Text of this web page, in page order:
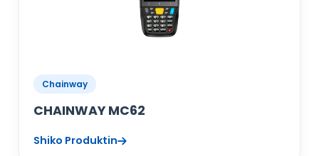
Chainway
CHAINWAY MC62
Shiko Produktin